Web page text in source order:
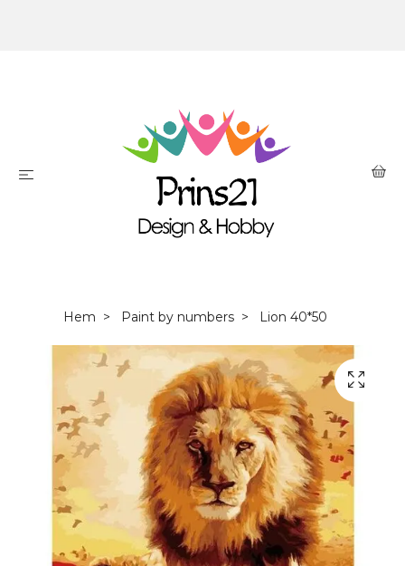
Hem Paint by numbers Lion 40*50